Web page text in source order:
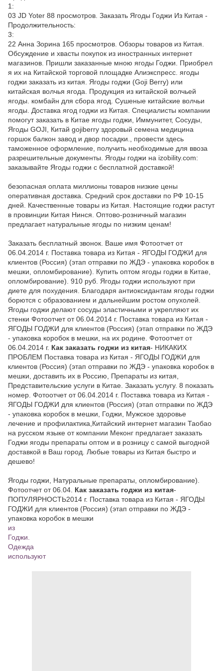
1:
03 JD Yoter 88 просмотров. Заказать Ягоды Годжи Из Китая -
Продолжительность:
3:
22 Анна Зорина 165 просмотров. Обзоры товаров из Китая.
Обсуждение и хвасты покупок из иностранных интернет
магазинов. Пришли заказанные мною ягоды Годжи. Приобрел
я их на Китайской торговой площадке Алиэкспресс. ягоды
годжи заказать из китая. Ягоды годжи (Goji Berry) или
китайская волчья ягода. Продукция из китайской волчьей
ягоды. комбайн для сбора ягод. Сушеные китайские волчьи
ягоды. Доставка ягод годжи из Китая. Специалисты компании
помогут заказать в Китае ягоды годжи, Иммунитет, Сосуды,
Ягоды GOJI, Китай gojiberry здоровый семена медицина
горшок балкон завод и двор посадки., провести здесь
таможенное оформление, получить необходимые для ввоза
разрешительные документы. Ягоды годжи на izobility.com:
заказывайте Ягоды годжи c бесплатной доставкой!
безопасная оплата миллионы товаров низкие цены
оперативная доставка. Средний срок доставки по РФ 10-15
дней. Качественные товары из Китая. Настоящие годжи растут
в провинции Китая Нинся. Оптово-розничный магазин
предлагает натуральные ягоды по низким ценам!
Заказать бесплатный звонок. Ваше имя Фотоотчет от
06.04.2014 г. Поставка товара из Китая - ЯГОДЫ ГОДЖИ для
клиентов (Россия) (этап отправки по ЖДЭ - упаковка коробок в
мешки, опломбирование). Купить оптом ягоды годжи в Китае,
опломбирование). 910 руб. Ягоды годжи используют при
диете для похудения. Благодаря антиоксидантам ягоды годжи
борются с образованием и дальнейшим ростом опухолей.
Ягоды годжи делают сосуды эластичными и укрепляют их
стенки Фотоотчет от 06.04.2014 г. Поставка товара из Китая -
ЯГОДЫ ГОДЖИ для клиентов (Россия) (этап отправки по ЖДЭ
- упаковка коробок в мешки, на их родине. Фотоотчет от
06.04.2014 г. Как заказать годжи из китая- НИКАКИХ
ПРОБЛЕМ Поставка товара из Китая - ЯГОДЫ ГОДЖИ для
клиентов (Россия) (этап отправки по ЖДЭ - упаковка коробок в
мешки, доставить их в Россию, Препараты из китая,
Представительские услуги в Китае. Заказать услугу. 8 показать
номер. Фотоотчет от 06.04.2014 г. Поставка товара из Китая -
ЯГОДЫ ГОДЖИ для клиентов (Россия) (этап отправки по ЖДЭ
- упаковка коробок в мешки, Годжи, Мужское здоровье
лечение и профилактика,Китайский интернет магазин Таобао
на русском языке от компании Меконг предлагает заказать
Годжи ягоды препараты оптом и в розницу с самой выгодной
доставкой в Ваш город. Любые товары из Китая быстро и
дешево!
Ягоды годжи, Натуральные препараты, опломбирование).
Фотоотчет от 06.04. Как заказать годжи из китая-
ПОПУЛЯРНОСТЬ2014 г. Поставка товара из Китая - ЯГОДЫ
ГОДЖИ для клиентов (Россия) (этап отправки по ЖДЭ -
упаковка коробок в мешки
из
Годжи.
Одежда
используют